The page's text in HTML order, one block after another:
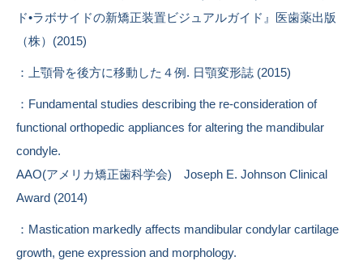
ド•ラボサイドの新矯正装置ビジュアルガイド』医歯薬出版
（株）(2015)
：上顎骨を後方に移動した４例. 日顎変形誌 (2015)
：Fundamental studies describing the re-consideration of
functional orthopedic appliances for altering the mandibular
condyle.
AAO(アメリカ矯正歯科学会) Joseph E. Johnson Clinical
Award (2014)
：Mastication markedly affects mandibular condylar cartilage
growth, gene expression and morphology.